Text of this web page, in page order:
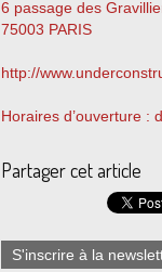
6 passage des
75003 PARIS
http://
Horaires d’ouverture :
Partager cet article
S'inscrire à la